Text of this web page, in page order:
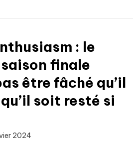
: le
finale
être fâché qu’il
soit resté si
2024